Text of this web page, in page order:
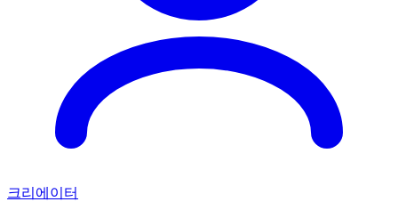
크리에이터